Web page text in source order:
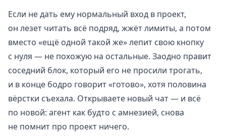
Если не дать ему нормальный вход в проект,
он лезет читать всё подряд, жжёт лимиты, а потом
вместо «ещё одной такой же» лепит свою кнопку
с нуля — не похожую на остальные. Заодно правит
соседний блок, который его не просили трогать,
и в конце бодро говорит «готово», хотя половина
вёрстки съехала. Открываете новый чат — и всё
по новой: агент как будто с амнезией, снова
не помнит про проект ничего.